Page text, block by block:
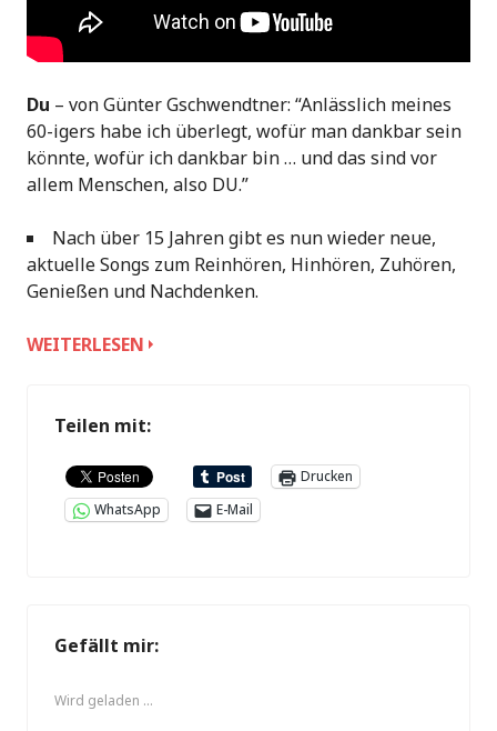
Du – von Günter Gschwendtner: “Anlässlich meines
60-igers habe ich überlegt, wofür man dankbar sein
könnte, wofür ich dankbar bin … und das sind vor
allem Menschen, also DU.”
Nach über 15 Jahren gibt es nun wieder neue,
aktuelle Songs zum Reinhören, Hinhören, Zuhören,
Genießen und Nachdenken.
MUNDART
WEITERLESEN
Teilen mit:
Drucken
WhatsApp
E-Mail
Gefällt mir:
Wird geladen …